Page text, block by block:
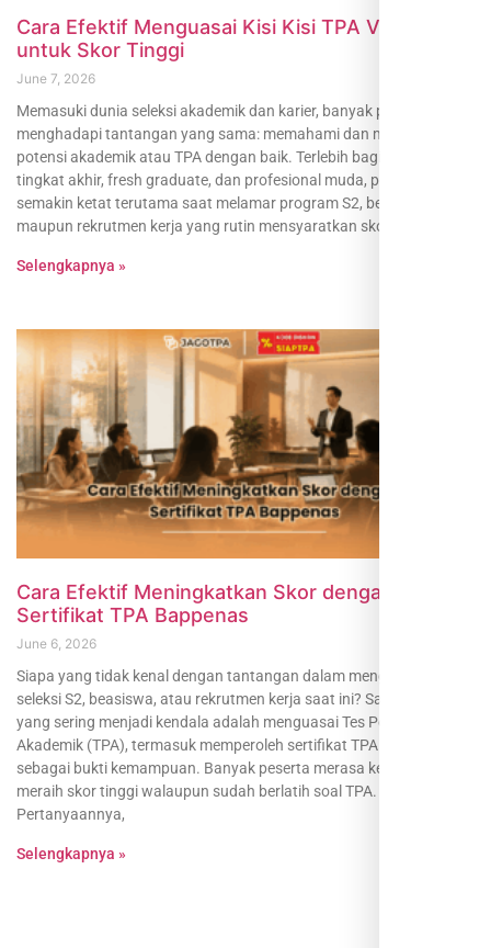
Cara Efektif Menguasai Kisi Kisi TPA Verbal
untuk Skor Tinggi
June 7, 2026
Memasuki dunia seleksi akademik dan karier, banyak peserta
menghadapi tantangan yang sama: memahami dan menguasai tes
potensi akademik atau TPA dengan baik. Terlebih bagi mahasiswa
tingkat akhir, fresh graduate, dan profesional muda, persaingan
semakin ketat terutama saat melamar program S2, beasiswa,
maupun rekrutmen kerja yang rutin mensyaratkan skor TPA yang
Selengkapnya »
Cara Efektif Meningkatkan Skor dengan
Sertifikat TPA Bappenas
June 6, 2026
Siapa yang tidak kenal dengan tantangan dalam menghadapi
seleksi S2, beasiswa, atau rekrutmen kerja saat ini? Salah satu hal
yang sering menjadi kendala adalah menguasai Tes Potensi
Akademik (TPA), termasuk memperoleh sertifikat TPA Bappenas
sebagai bukti kemampuan. Banyak peserta merasa kesulitan
meraih skor tinggi walaupun sudah berlatih soal TPA.
Pertanyaannya,
Selengkapnya »